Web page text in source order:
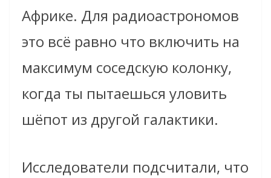
Африке. Для радиоастрономов
это всё равно что включить на
максимум соседскую колонку,
когда ты пытаешься уловить
шёпот из другой галактики.
Исследователи подсчитали, что